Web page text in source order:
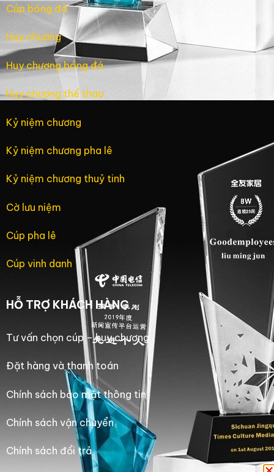
Cúp bóng đá
Huy chương
Huy chương bóng đá
Huy chương thể thao
Kỷ niệm chương
Kỷ niệm chương pha lê
Kỷ niệm chương thuỷ tinh
Cờ lưu niệm
Cúp pha lê
Cúp vinh danh
HỖ TRỢ KHÁCH HÀNG
Tư vấn chọn cúp – huy chương
Đặt hàng và thanh toán
Chính sách bảo mật thông tin
Chính sách vận chuyển
Chính sách đổi trả